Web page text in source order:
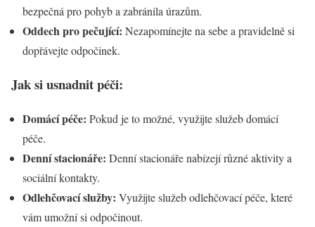
bezpečná pro pohyb a zabránila úrazům.
Oddech pro pečující: Nezapomínejte na sebe a pravidelně si
dopřávejte odpočinek.
Jak si usnadnit péči:
Domácí péče: Pokud je to možné, využijte služeb domácí
péče.
Denní stacionáře: Denní stacionáře nabízejí různé aktivity a
sociální kontakty.
Odlehčovací služby: Využijte služeb odlehčovací péče, které
vám umožní si odpočinout.